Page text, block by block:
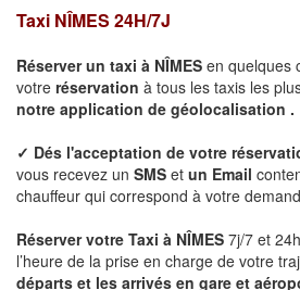
Taxi NÎMES 24H/7J
Réserver un taxi à NÎMES en quelques
votre réservation à tous les taxis les
notre application de géolocalisation .
✓ Dés l'acceptation de votre
vous recevez un SMS et un Email
chauffeur qui correspond à votre
Réserver votre Taxi à NÎMES 7j/7 et
l’heure de la prise en charge de votre
départs et les arrivés en gare et